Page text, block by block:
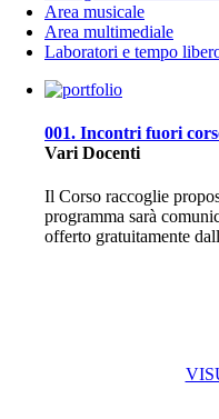
Area musicale
Area multimediale
Laboratori e tempo
001. Incontri fuori
Vari Docenti
Il Corso raccoglie
programma sarà
offerto gratuitamente